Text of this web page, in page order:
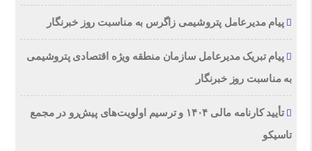
پیام مدیرعامل پتروشیمی زاگرس به مناسبت روز خبرنگار
پیام تبریک مدیرعامل سازمان منطقه ویژه اقتصادی پتروشیمی
به مناسبت روز خبرنگار
تأیید کارنامه مالی ۱۴۰۴ و ترسیم اولویت‌های پیش‌رو در مجمع
تاسیکو